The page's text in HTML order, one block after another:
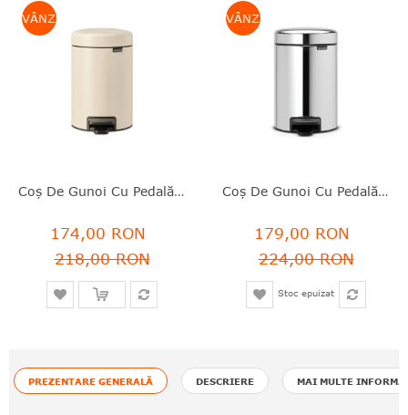
VÂNZARE
Coş De Gunoi Cu Pedală, Bej Soft, Inox, 3 L, NewIcon, Brabantia - 8710755149887
174,00 RON
218,00 RON
VÂNZARE
Coş De Gunoi Cu Pedală, Argintiu, Inox, 3 L, NewIcon, Brabantia - 8710755113147
179,00 RON
224,00 RON
Stoc epuizat
PREZENTARE GENERALĂ DESCRIERE MAI MULTE